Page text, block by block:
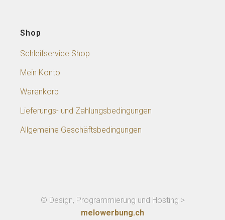
Shop
Schleifservice Shop
Mein Konto
Warenkorb
Lieferungs- und Zahlungsbedingungen
Allgemeine Geschäftsbedingungen
© Design, Programmierung und Hosting >
melowerbung.ch